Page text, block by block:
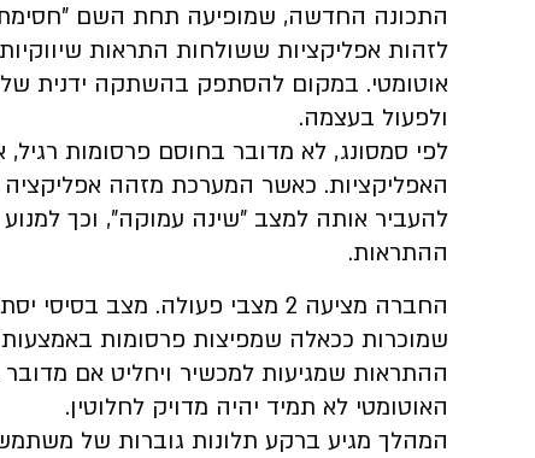
התכונה החדשה, שמופיעה תחת השם "חסימת
לזהות אפליקציות ששולחות התראות
אוטומטי. במקום להסתפק בהשתקה ידנית
ולפעול בעצמה.
לפי סמסונג, לא מדובר בחוסם פרסומות
האפליקציות. כאשר המערכת מזהה
להעביר אותה למצב "שינה עמוקה", וכך
ההתראות.
החברה מציעה 2 מצבי פעולה. מצב
שמוכרות ככאלה שמפיצות פרסומות
ההתראות שמגיעות למכשיר ויחליט אם
האוטומטי לא תמיד יהיה מדויק לחלוטין.
המהלך מגיע ברקע תלונות גוברות של